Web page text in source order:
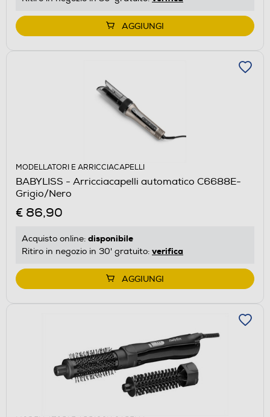
AGGIUNGI
MODELLATORI E ARRICCIACAPELLI
BABYLISS - Arricciacapelli automatico C6688E-
Grigio/Nero
€ 86,90
Acquisto online: disponibile
Ritiro in negozio in 30' gratuito: verifica
AGGIUNGI